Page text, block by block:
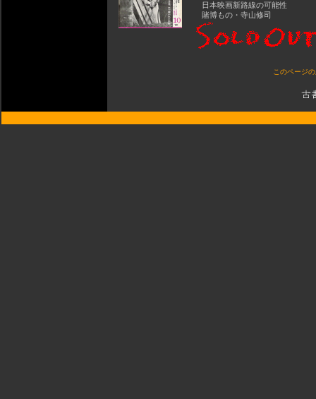
日本映画新路線の可能性
賭博もの・寺山修司
このページ